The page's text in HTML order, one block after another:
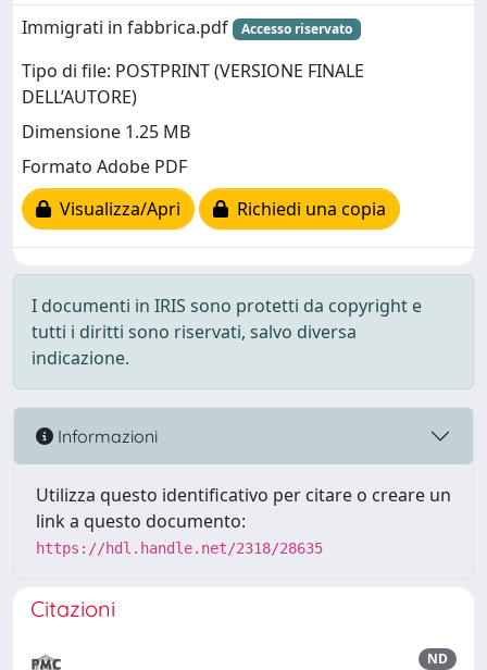
Immigrati in fabbrica.pdf
Accesso riservato
Tipo di file: POSTPRINT (VERSIONE FINALE
DELL’AUTORE)
Dimensione 1.25 MB
Formato Adobe PDF
Visualizza/Apri
Richiedi una copia
I documenti in IRIS sono protetti da copyright e
tutti i diritti sono riservati, salvo diversa
indicazione.
Informazioni
Utilizza questo identificativo per citare o creare un
link a questo documento:
https://hdl.handle.net/2318/28635
Citazioni
ND